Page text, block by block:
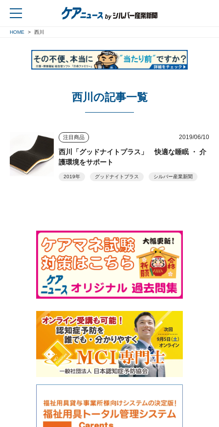
HOME 西川
西川の記事一覧
注目商品 2019/06/10
西川「グッドナイトプラス」 快適な睡眠 ・ 介
護環境をサポート
2019年 グッドナイトプラス シルバー産業新聞